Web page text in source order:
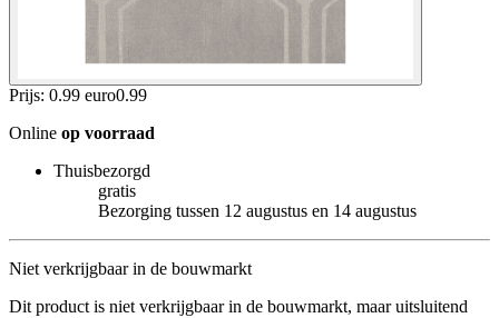
Prijs: 0.99 euro0.99
Online op voorraad
Thuisbezorgd
gratis
Bezorging tussen 12 augustus en 14 augustus
Niet verkrijgbaar in de bouwmarkt
Dit product is niet verkrijgbaar in de bouwmarkt, maar uitsluitend